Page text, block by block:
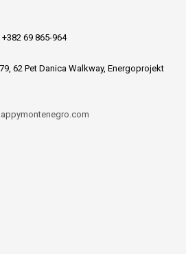
+382 69 865-964
62 Pet Danica Walkway, Energoprojekt